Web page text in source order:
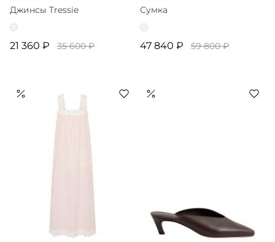
Джинсы Tressie
21 360 ₽ 35 600 ₽
Сумка
47 840 ₽ 59 800 ₽